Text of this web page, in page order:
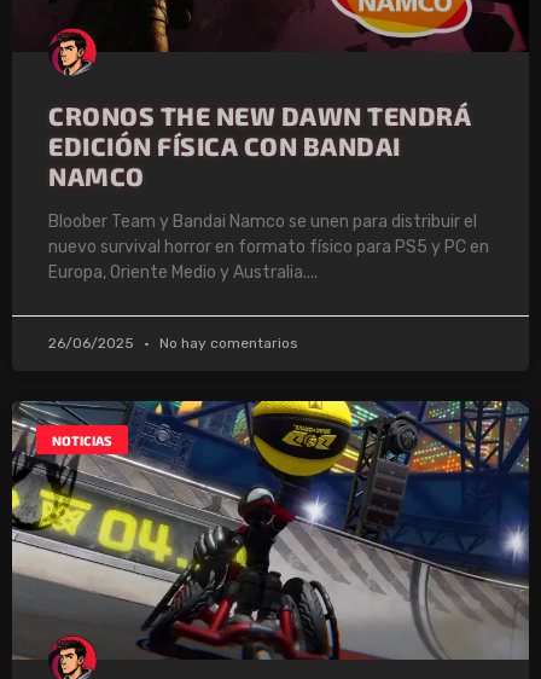
CRONOS THE NEW DAWN TENDRÁ
EDICIÓN FÍSICA CON BANDAI
NAMCO
Bloober Team y Bandai Namco se unen para distribuir el
nuevo survival horror en formato físico para PS5 y PC en
Europa, Oriente Medio y Australia.
26/06/2025 No hay comentarios
NOTICIAS